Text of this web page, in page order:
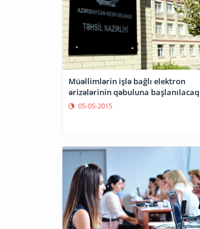
Müəllimlərin işlə bağlı elektron
ərizələrinin qəbuluna başlanılacaq
05-05-2015